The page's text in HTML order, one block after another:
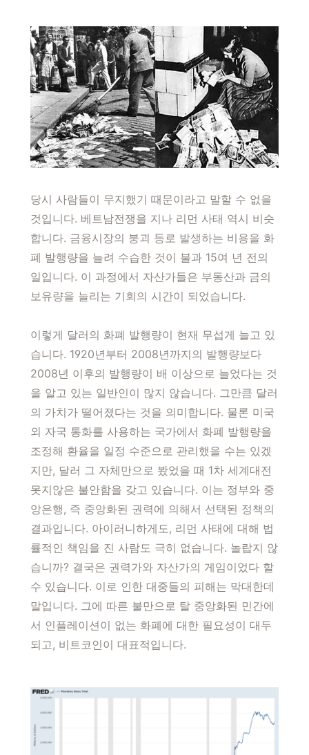
당시 사람들이 무지했기 때문이라고 말할 수 없을
것입니다. 베트남전쟁을 지나 리먼 사태 역시 비슷
합니다. 금융시장의 붕괴 등로 발생하는 비용을 화
폐 발행량을 늘려 수습한 것이 불과 15여 년 전의
일입니다. 이 과정에서 자산가들은 부동산과 금의
보유량을 늘리는 기회의 시간이 되었습니다.
이렇게 달러의 화폐 발행량이 현재 무섭게 늘고 있
습니다. 1920년부터 2008년까지의 발행량보다
2008년 이후의 발행량이 배 이상으로 늘었다는 것
을 알고 있는 일반인이 많지 않습니다. 그만큼 달러
의 가치가 떨어졌다는 것을 의미합니다. 물론 미국
외 자국 통화를 사용하는 국가에서 화폐 발행량을
조정해 환율을 일정 수준으로 관리했을 수는 있겠
지만, 달러 그 자체만으로 봤었을 때 1차 세계대전
못지않은 불안함을 갖고 있습니다. 이는 정부와 중
앙은행, 즉 중앙화된 권력에 의해서 선택된 정책의
결과입니다. 아이러니하게도, 리먼 사태에 대해 법
률적인 책임을 진 사람도 극히 없습니다. 놀랍지 않
습니까? 결국은 권력가와 자산가의 게임이었다 할
수 있습니다. 이로 인한 대중들의 피해는 막대한데
말입니다. 그에 따른 불만으로 탈 중앙화된 민간에
서 인플레이션이 없는 화폐에 대한 필요성이 대두
되고, 비트코인이 대표적입니다.